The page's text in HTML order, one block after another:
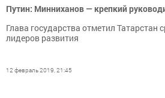
Путин: Минниханов — крепкий
Глава государства отметил Татарстан
лидеров развития
12 февраль 2019, 21:45